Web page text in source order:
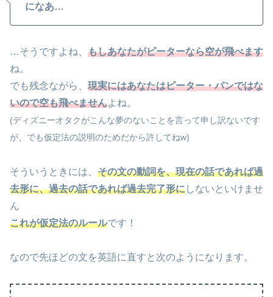
になあ…
…そうですよね、 もしあなたがピーターなら空が飛べます
ね。
でも残念ながら、 現実にはあなたはピーター・パンではな
いので空も飛べませんよね。
(ディズニーオタクがこんな夢のないことを言って申し訳ないです
が、でも仮定法の説明のためだから許してねw)
そういうときには、 その文の動詞を、現在の話であれば過
去形に、過去の話であれば過去完了形にしないといけませ
ん
これが仮定法のルールです！
なので先ほどの文を英語に直すと次のようになります。